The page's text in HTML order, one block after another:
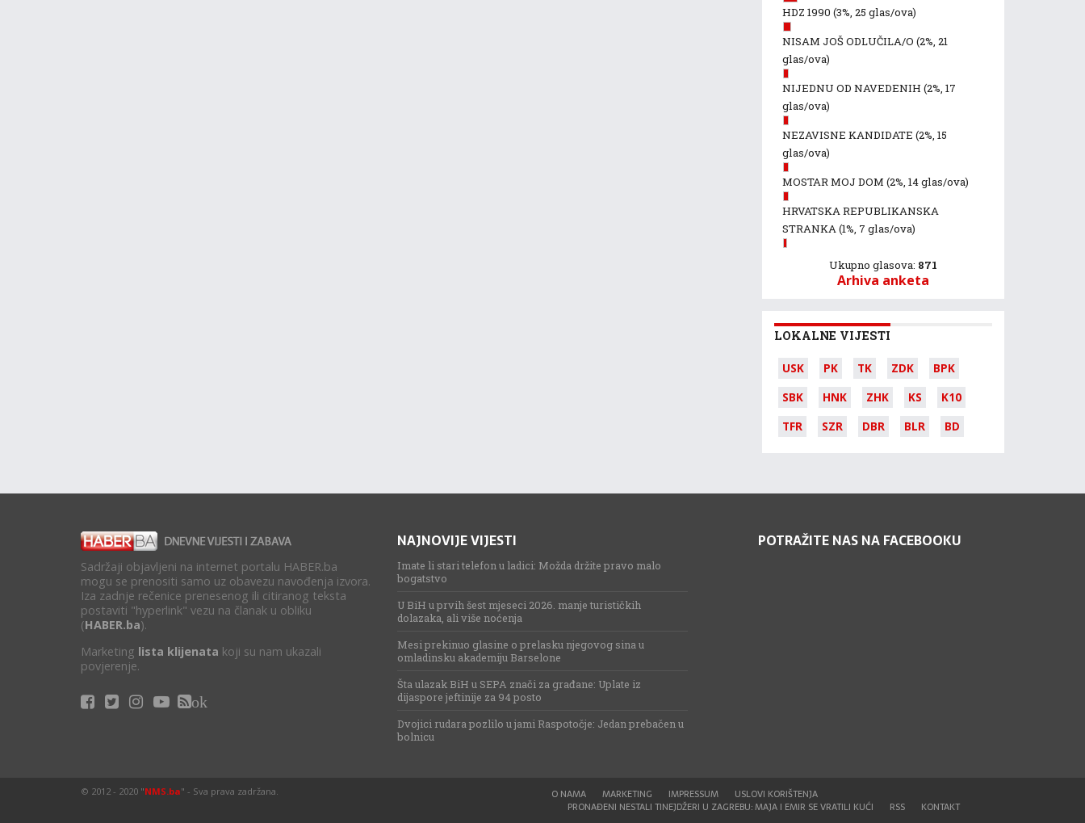
HDZ 1990 (3%, 25 glas/ova)
NISAM JOŠ ODLUČILA/O (2%, 21
glas/ova)
NIJEDNU OD NAVEDENIH (2%, 17
glas/ova)
NEZAVISNE KANDIDATE (2%, 15
glas/ova)
MOSTAR MOJ DOM (2%, 14 glas/ova)
HRVATSKA REPUBLIKANSKA
STRANKA(1%, 7 glas/ova)
Ukupno glasova: 871
Arhiva anketa
LOKALNE VIJESTI
USK PK TK ZDK
BPK
SBK
HNK ZHK KS
K10
TFR
SZR DBR BLR BD
Sadržaji objavljeni na internet portalu HABER.ba
mogu se prenositi samo uz obavezu navođenja izvora.
Iza zadnje rečenice prenesenog ili citiranog teksta
postaviti "hyperlink" vezu na članak u obliku
(HABER.ba).
Marketing lista klijenata koji su nam ukazali
povjerenje.
ok
NAJNOVIJE VIJESTI
Imate li stari telefon u ladici: Možda držite pravo malo
bogatstvo
U BiH u prvih šest mjeseci 2026. manje turističkih
dolazaka, ali više noćenja
Mesi prekinuo glasine o prelasku njegovog sina u
omladinsku akademiju Barselone
Šta ulazak BiH u SEPA znači za građane: Uplate iz
dijaspore jeftinije za 94 posto
Dvojici rudara pozlilo u jami Raspotočje: Jedan prebačen u
bolnicu
POTRAŽITE NAS NA FACEBOOKU
O NAMA MARKETING IMPRESSUM
USLOVI KORIŠTENJA
PRONAĐENI NESTALI TINEJDŽERI U ZAGREBU: MAJA I EMIR SE VRATILI KUĆI
RSS KONTAKT
© 2012 - 2020 "NMS.ba" - Sva prava zadržana.